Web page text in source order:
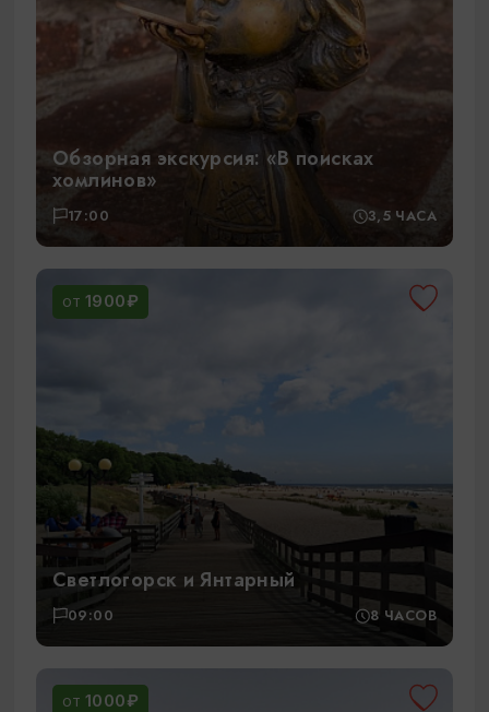
Обзорная экскурсия: «В поисках
хомлинов»
17:00 3,5 ЧАСА
ОТ 1900₽
Светлогорск и Янтарный
09:00 8 ЧАСОВ
ОТ 1000₽